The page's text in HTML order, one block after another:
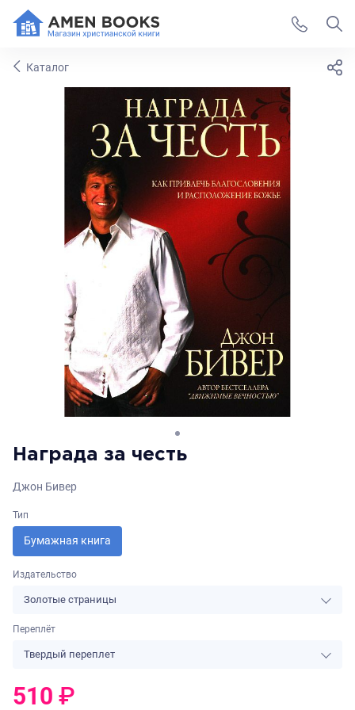
Каталог
Награда за честь
Джон Бивер
Тип
Бумажная книга
Издательство
Золотые страницы
Переплёт
Твердый переплет
510 ₽